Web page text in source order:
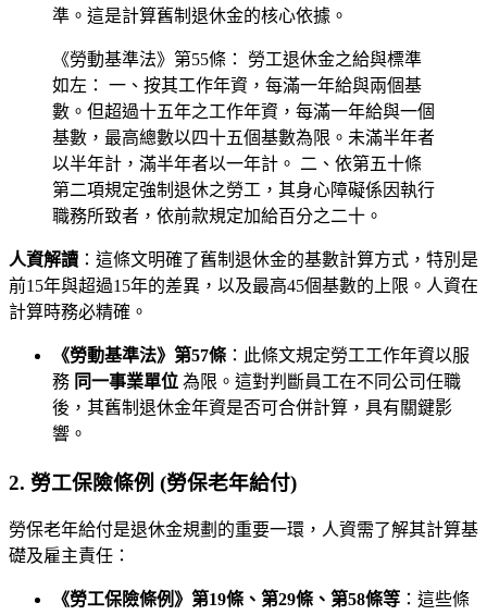
準。這是計算舊制退休金的核心依據。
《勞動基準法》第55條： 勞工退休金之給與標準
如左： 一、按其工作年資，每滿一年給與兩個基
數。但超過十五年之工作年資，每滿一年給與一個
基數，最高總數以四十五個基數為限。未滿半年者
以半年計，滿半年者以一年計。 二、依第五十條
第二項規定強制退休之勞工，其身心障礙係因執行
職務所致者，依前款規定加給百分之二十。
人資解讀 ：這條文明確了舊制退休金的基數計算方式，特別是
前15年與超過15年的差異，以及最高45個基數的上限。人資在
計算時務必精確。
《勞動基準法》第57條 ：此條文規定勞工工作年資以服
務 同一事業單位 為限。這對判斷員工在不同公司任職
後，其舊制退休金年資是否可合併計算，具有關鍵影
響。
2. 勞工保險條例 (勞保老年給付)
勞保老年給付是退休金規劃的重要一環，人資需了解其計算基
礎及雇主責任：
《勞工保險條例》第19條、第29條、第58條等 ：這些條